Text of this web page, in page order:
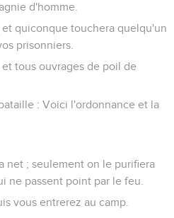
d'homme.
quiconque touchera quelqu'un
prisonniers.
tous ouvrages de poil de
: Voici l'ordonnance et la
net ; seulement on le purifiera
ne passent point par le feu.
vous entrerez au camp.